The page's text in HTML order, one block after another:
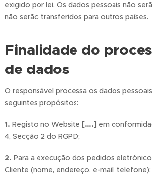
exigido por lei. Os dados pessoais não
não serão transferidos para outros países.
Finalidade do
de dados
O responsável processa os dados
seguintes propósitos:
1. Registo no Website [….] em
4, Secção 2 do RGPD;
2. Para a execução dos pedidos
Cliente (nome, endereço, e-mail, telefone);